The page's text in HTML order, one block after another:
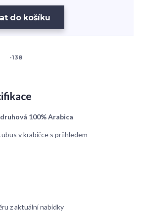
do košíku
-138
100% Arabica
v krabičce s průhledem -
z aktuální nabídky